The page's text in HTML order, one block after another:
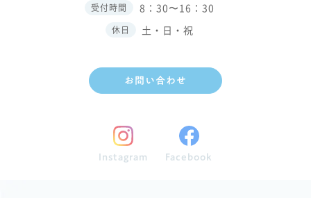
受付時間 8：30〜16：30
休日 土・日・祝
お問い合わせ
Instagram Facebook